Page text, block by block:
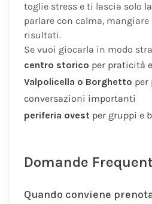
toglie stress e ti lascia solo
parlare con calma, mangiare
risultati.
Se vuoi giocarla in modo
centro storico per praticità
Valpolicella o Borghetto per
conversazioni importanti
periferia ovest per gruppi e
Domande
Quando conviene